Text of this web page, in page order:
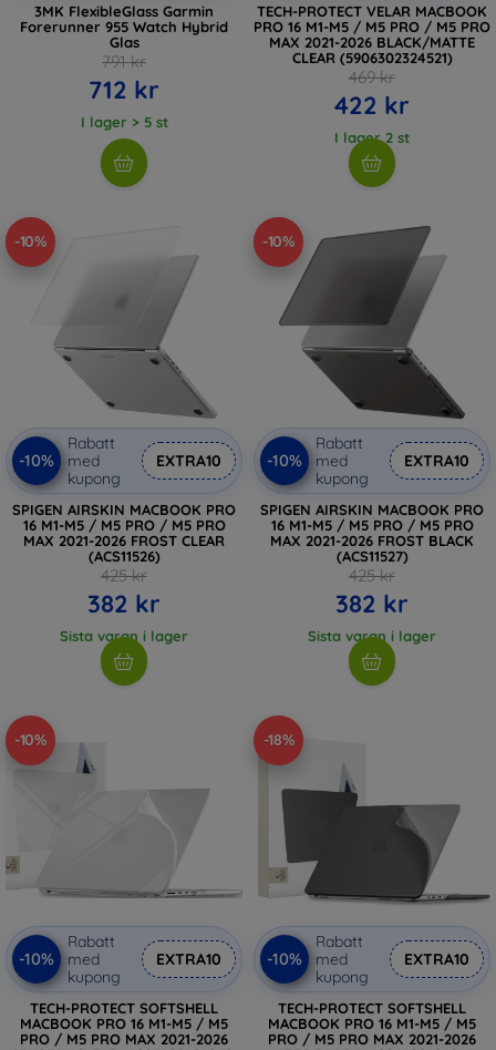
3MK FlexibleGlass Garmin
Forerunner 955 Watch Hybrid
Glas
791 kr
712 kr
I lager > 5 st
TECH-PROTECT VELAR MACBOOK
PRO 16 M1-M5 / M5 PRO / M5 PRO
MAX 2021-2026 BLACK/MATTE
CLEAR (5906302324521)
469 kr
422 kr
I lager 2 st
-10%
-10%
Rabatt
med
kupong
EXTRA10
SPIGEN AIRSKIN MACBOOK PRO
16 M1-M5 / M5 PRO / M5 PRO
MAX 2021-2026 FROST CLEAR
(ACS11526)
425 kr
382 kr
Sista varan i lager
-10%
-10%
Rabatt
med
kupong
EXTRA10
SPIGEN AIRSKIN MACBOOK PRO
16 M1-M5 / M5 PRO / M5 PRO
MAX 2021-2026 FROST BLACK
(ACS11527)
425 kr
382 kr
Sista varan i lager
-10%
-10%
Rabatt
med
kupong
EXTRA10
TECH-PROTECT SOFTSHELL
MACBOOK PRO 16 M1-M5 / M5
PRO / M5 PRO MAX 2021-2026
-18%
-10%
Rabatt
med
kupong
EXTRA10
TECH-PROTECT SOFTSHELL
MACBOOK PRO 16 M1-M5 / M5
PRO / M5 PRO MAX 2021-2026